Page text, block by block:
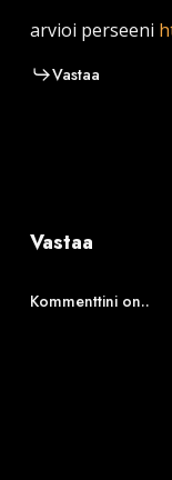
arvioi perseeni
Vastaa
Vastaa
Kommenttini on..